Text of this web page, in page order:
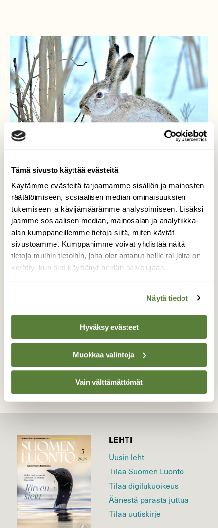
Tämä sivusto käyttää evästeitä
Käytämme evästeitä tarjoamamme sisällön ja mainosten
räätälöimiseen, sosiaalisen median ominaisuuksien
tukemiseen ja kävijämäärämme analysoimiseen. Lisäksi
jaamme sosiaalisen median, mainosalan ja analytiikka-
alan kumppaneillemme tietoja siitä, miten käytät
sivustoamme. Kumppanimme voivat yhdistää näitä
tietoja muihin tietoihin, joita olet antanut heille tai joita on
kerätty, kun olet käyttänyt heidän palvelujaan.
Näytä tiedot
Hyväksy evästeet
Muokkaa valintoja
Vain välttämättömät
"Täähän maistuu ihan
puulta"
Rusakolle kelpaavat pienet oksatkin
Valokuvaaja: Reijo Juurinen, Veikkola Maaliskuu
LEHTI
Uusin lehti
Tilaa Suomen Luonto
Tilaa digilukuoikeus
Äänestä parasta juttua
Tilaa uutiskirje